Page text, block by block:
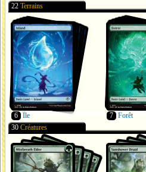
22 Terrains
6 Île 7 Forêt
30 Créatures